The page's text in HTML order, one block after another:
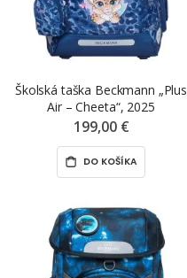
Školská taška Beckmann „Plus
Air – Cheeta“, 2025
199,00 €
DO KOŠÍKA